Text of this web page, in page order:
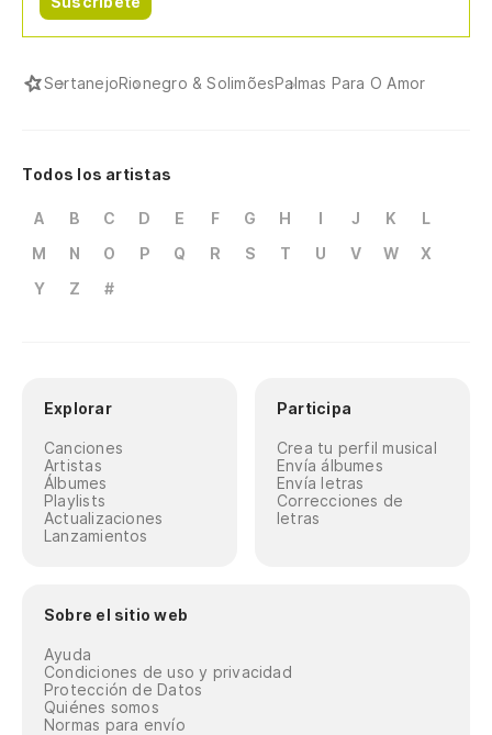
SertanejoRionegro & SolimõesPalmas Para O Amor
Todos los artistas
A B C D E F G H I J K
L
M
N O P Q R S T U V W
X
Y
Z #
Explorar
Canciones
Artistas
Álbumes
Playlists
Actualizaciones
Lanzamientos
Participa
Crea tu perfil musical
Envía álbumes
Envía letras
Correcciones de
letras
Sobre el sitio web
Ayuda
Condiciones de uso y privacidad
Protección de Datos
Quiénes somos
Normas para envío